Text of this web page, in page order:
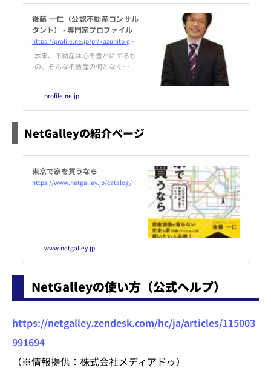
後藤 一仁（公認不動産コンサル
タント） - 専門家プロファイル
https://profile.ne.jp/pf/kazuhito-goto/
本来、不動産は心を豊かにするも
の。そんな不動産の何となく見え
が安心して楽しく、必ず目的を達
成できるように、家族が取引する
profile.ne.jp
NetGalleyの紹介ページ
東京で家を買うなら
https://www.netgalley.jp/catalog/book/180456
www.netgalley.jp
NetGalleyの使い方（公式ヘルプ）
https://netgalley.zendesk.com/hc/ja/articles/115003
991694
（※情報提供：株式会社メディアドゥ）